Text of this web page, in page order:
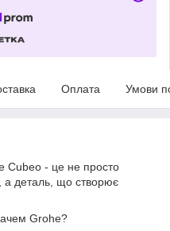
Оплата Умови
Cubeo - це не просто
а деталь, що створює
Grohe?